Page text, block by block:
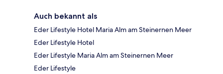
Auch bekannt als
Eder Lifestyle Hotel Maria Alm am Steinernen Meer
Eder Lifestyle Hotel
Eder Lifestyle Maria Alm am Steinernen Meer
Eder Lifestyle